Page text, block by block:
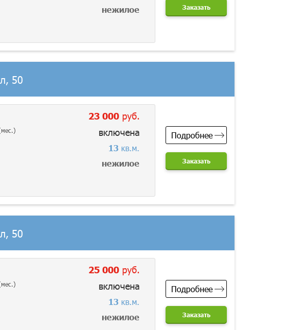
нежилое Заказать
50
23 000 руб.
включена
13 кв.м.
нежилое
Подробнее
Заказать
50
25 000 руб.
включена
13 кв.м.
нежилое
Подробнее
Заказать